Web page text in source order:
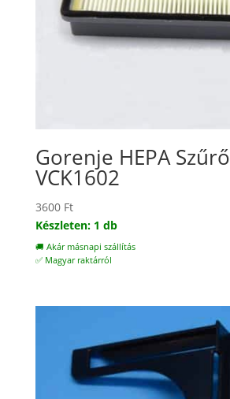
Gorenje HEPA Szűrő
VCK1602
3600 Ft
Készleten: 1 db
🚚 Akár másnapi szállítás
✅ Magyar raktárról